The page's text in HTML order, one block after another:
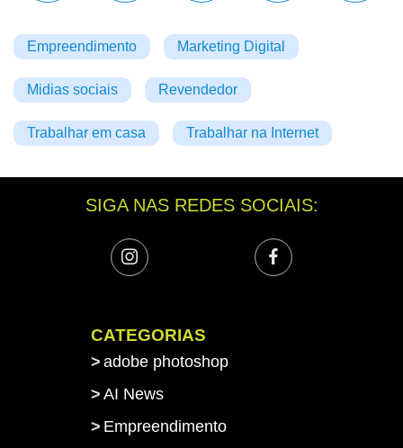
Empreendimento Marketing Digital
Midias sociais Revendedor
Trabalhar em casa Trabalhar na Internet
SIGA NAS REDES SOCIAIS:
CATEGORIAS
adobe photoshop
AI News
Empreendimento